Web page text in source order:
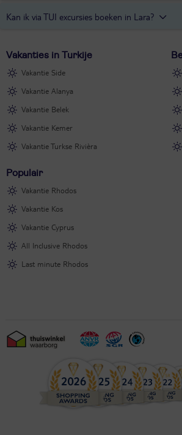
warmste maanden, met een gemiddelde
Lara Barut Collection, Delphin Diva Premiere
Kan ik via TUI excursies boeken in Lara?
Excursies & Activiteiten platform van TUI
zijn
boeken in Turkije, ook in de buurt van Lara.
Vakanties in Turkije
Vakantie Side
Vakantie Alanya
Vakantie Belek
Vakantie Kemer
Vakantie Turkse Rivièra
Populair
Vakantie Rhodos
Vakantie Kos
Vakantie Cyprus
All Inclusive Rhodos
Last minute Rhodos